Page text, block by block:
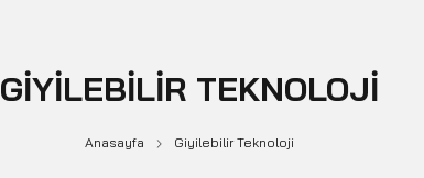
GIYILEBILIR TEKNOLOJI
Anasayfa Giyilebilir Teknoloji